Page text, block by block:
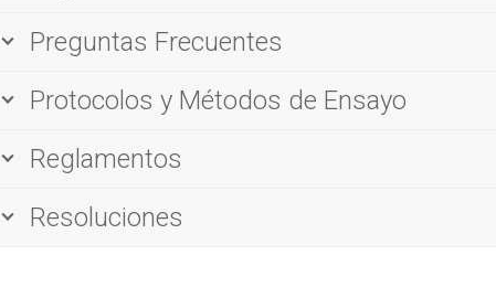
Preguntas Frecuentes
Protocolos y Métodos de Ensayo
Reglamentos
Resoluciones